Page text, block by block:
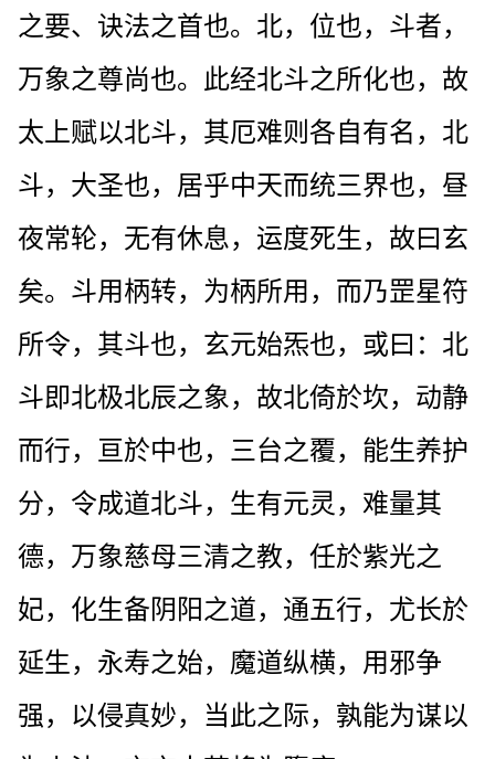
之要、诀法之首也。北，位也，斗者，
万象之尊尚也。此经北斗之所化也，故
太上赋以北斗，其厄难则各自有名，北
斗，大圣也，居乎中天而统三界也，昼
夜常轮，无有休息，运度死生，故曰玄
矣。斗用柄转，为柄所用，而乃罡星符
所令，其斗也，玄元始炁也，或曰：北
斗即北极北辰之象，故北倚於坎，动静
而行，亘於中也，三台之覆，能生养护
分，令成道北斗，生有元灵，难量其
德，万象慈母三清之教，任於紫光之
妃，化生备阴阳之道，通五行，尤长於
延生，永寿之始，魔道纵横，用邪争
强，以侵真妙，当此之际，孰能为谋以